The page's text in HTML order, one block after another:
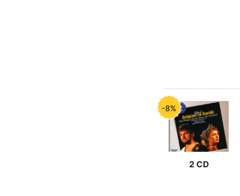
-8%
2 CD